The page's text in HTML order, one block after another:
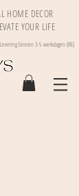
HOME DECOR
YOUR LIFE
Levering binnen 3-5 werkdagen (BE)